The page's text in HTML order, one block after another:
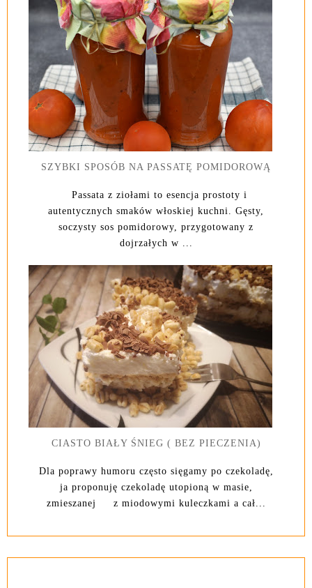
SZYBKI SPOSÓB NA PASSATĘ POMIDOROWĄ
Passata z ziołami to esencja prostoty i
autentycznych smaków włoskiej kuchni. Gęsty,
soczysty sos pomidorowy, przygotowany z
dojrzałych w ...
CIASTO BIAŁY ŚNIEG ( BEZ PIECZENIA)
Dla poprawy humoru często sięgamy po czekoladę,
ja proponuję czekoladę utopioną w masie,
zmieszanej z miodowymi kuleczkami a cał...